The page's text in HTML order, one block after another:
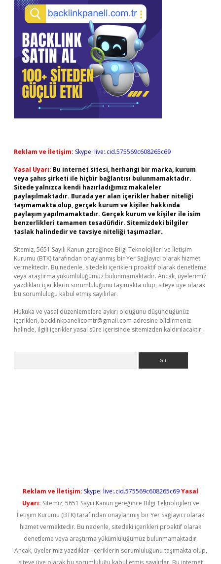
Reklam ve İletişim: Skype: live:.cid.575569c608265c69
Yasal Uyarı: Bu internet sitesi, herhangi bir marka, kurum
veya şahıs şirketi ile hiçbir bağlantısı bulunmamaktadır.
Sitede yalnızca kendi hazırladığımız makaleler
paylaşılmaktadır. Burada yer alan içerikler haber niteliği
taşımamakta olup, gerçek kurum ve kişiler hakkında
paylaşım yapılmamaktadır. Gerçek kurum ve kişiler ile isim
benzerlikleri tamamen tesadüfidir. Sitemizdeki bilgiler
taslak halindedir ve tavsiye niteliği taşımazlar.
Sitemiz, 5651 Sayılı Kanun gereğince Bilgi Teknolojileri ve İletişim
Kurumu (BTK) tarafından onaylanmış bir Yer Sağlayıcı olarak hizmet
vermektedir. Bu nedenle, sitedeki içerikleri proaktif olarak denetleme
veya araştırma yükümlülüğümüz bulunmamaktadır. Ancak, üyelerimiz
yazdıkları içeriklerin sorumluluğunu taşımakta olup, siteye üye olarak
bu sorumluluğu kabul etmiş sayılırlar.
Hukuka ve yasal düzenlemelere aykırı olduğunu düşündüğünüz
içerikleri, backlinkpanelicomtr@gmail.com adresine bildirmeniz
halinde, ilgili içerikler yasal süre içerisinde sitemizden kaldırılacaktır.
Reklam ve İletişim: Skype: live:.cid.575569c608265c69Yasal
Uyarı: Sitemiz, 5651 Sayılı Kanun gereğince Bilgi Teknolojileri ve
İletişim Kurumu (BTK) tarafından onaylanmış bir Yer Sağlayıcı olarak
hizmet vermektedir. Bu nedenle, sitedeki içerikleri proaktif olarak
denetleme veya araştırma yükümlülüğümüz bulunmamaktadır.
Ancak, üyelerimiz yazdıkları içeriklerin sorumluluğunu taşımakta olup,
siteye üye olarak bu sorumluluğu kabul etmiş sayılırlar. Bu internet